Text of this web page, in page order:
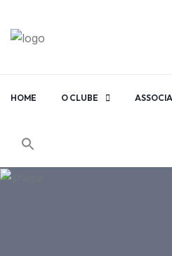
HOME O CLUBE